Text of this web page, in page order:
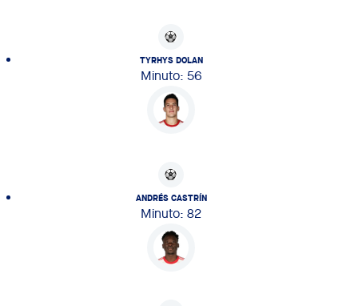
TYRHYS DOLAN
Minuto: 56
ANDRÉS CASTRÍN
Minuto: 82